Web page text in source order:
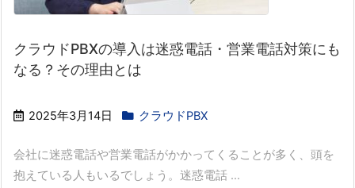
クラウドPBXの導入は迷惑電話・営業電話対策にも
なる？その理由とは
2025年3月14日 クラウドPBX
会社に迷惑電話や営業電話がかかってくることが多く、頭を
抱えている人もいるでしょう。迷惑電話 ...